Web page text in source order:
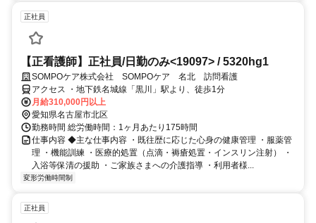
正社員
【正看護師】正社員/日勤のみ<19097> / 5320hg1
SOMPOケア株式会社 SOMPOケア 名北 訪問看護
アクセス ・地下鉄名城線「黒川」駅より、徒歩1分
月給310,000円以上
愛知県名古屋市北区
勤務時間 総労働時間：1ヶ月あたり175時間
仕事内容 ◆主な仕事内容 ・既往歴に応じた心身の健康管理 ・服薬管
理 ・機能訓練 ・医療的処置（点滴・褥瘡処置・インスリン注射） ・
入浴等保清の援助 ・ご家族さまへの介護指導 ・利用者様...
変形労働時間制
正社員